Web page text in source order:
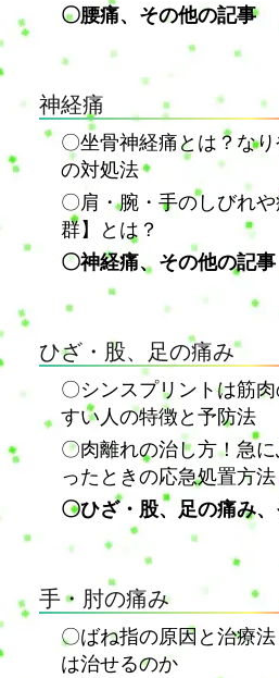
〇腰痛、その他の記事
神経痛
〇坐骨神経痛とは？な
の対処法
〇肩・腕・手のしびれ
群】とは？
〇神経痛、その他の記事
ひざ・股、足の痛み
〇シンスプリントは筋
すい人の特徴と予防法
〇肉離れの治し方！急
ったときの応急処置方法
〇ひざ・股、足の痛み
手・肘の痛み
〇ばね指の原因と治療
は治せるのか